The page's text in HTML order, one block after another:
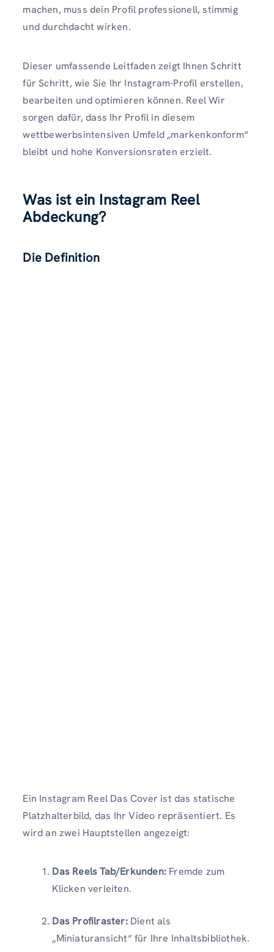
machen, muss dein Profil professionell, stimmig
und durchdacht wirken.
Dieser umfassende Leitfaden zeigt Ihnen Schritt
für Schritt, wie Sie Ihr Instagram-Profil erstellen,
bearbeiten und optimieren können. Reel Wir
sorgen dafür, dass Ihr Profil in diesem
wettbewerbsintensiven Umfeld „markenkonform“
bleibt und hohe Konversionsraten erzielt.
Was ist ein Instagram Reel
Abdeckung?
Die Definition
Ein Instagram Reel Das Cover ist das statische
Platzhalterbild, das Ihr Video repräsentiert. Es
wird an zwei Hauptstellen angezeigt:
Das Reels Tab/Erkunden: Fremde zum
Klicken verleiten.
Das Profilraster:Dient als
„Miniaturansicht“ für Ihre Inhaltsbibliothek.